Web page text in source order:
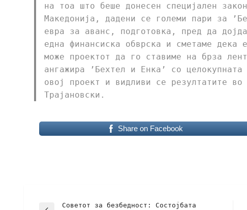
на тоа што беше донесен специјален
Македонија, дадени се големи пари за
евра за аванс, подготовка, пред да
една финансиска обврска и сметаме дека
може проектот да го ставиме на брза
ангажира ’Бехтел и Енка’ со
овој проект и видливи се резултатите
Трајановски.
Share on Facebook
Советот за безбедност: Состојбата